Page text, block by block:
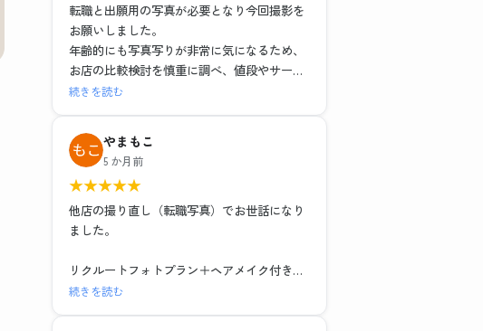
転職と出願用の写真が必要となり今回撮影を
お願いしました。
年齢的にも写真写りが非常に気になるため、
お店の比較検討を慎重に調べ、値段やサービ
スそれぞれ特徴がある中で、こちらのお店で
ました。
1組ごとの撮影で落ち着いた環境と、ヘアメイ
クや撮影も担当の方がとても丁寧な対応でし
た。レタッチもその場で説明を受けながら行
っていただき、納得のいく仕上がりでデータ
も種類多く頂けました。お二人に感謝の気持
続きを読む
やまもこ
5 か月前
★★★★★
他店の撮り直し（転職写真）でお世話になり
ました。
リクルートフォトプラン＋ヘアメイク付き
レタッチ強度別・背景3種類のデータと写真6
続きを読む